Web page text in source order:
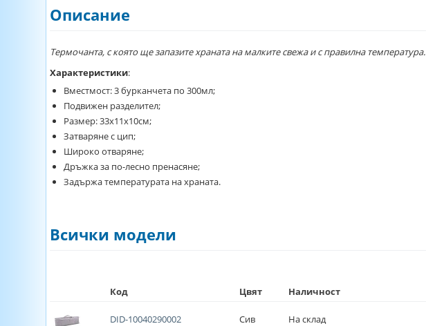
Описание
Термочанта, с която ще запазите храната на малките свежа и с правилна температура.
Характеристики:
Вместмост: 3 бурканчета по 300мл;
Подвижен разделител;
Размер: 33х11х10см;
Затваряне с цип;
Широко отваряне;
Дръжка за по-лесно пренасяне;
Задържа температурата на храната.
Всички модели
Код Цвят Наличност
DID-10040290002 Сив На склад